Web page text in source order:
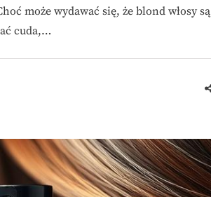
może wydawać się, że blond włosy są
cuda,…